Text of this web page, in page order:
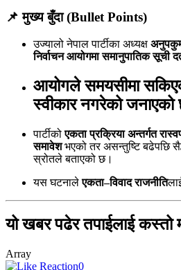
📌मुख्य बुँदा (Bullet Points)
उज्यालो नेपाल पार्टीका अध्यक्ष
निर्वाचन आयोगमा समानुपातिक सूची
आयोगलेसमयसीमा
स्वीकार नगरेको जनाएको
पार्टीकोएकता प्रक्रिया अन्तर्गत
समावेशभएको तर असन्तुष्टि बढेपछि
स्रोतले बताएको छ।
यस घटनालेएकता–विवाद राजनीति
यो खबर पढेर तपाईलाई
Array
0